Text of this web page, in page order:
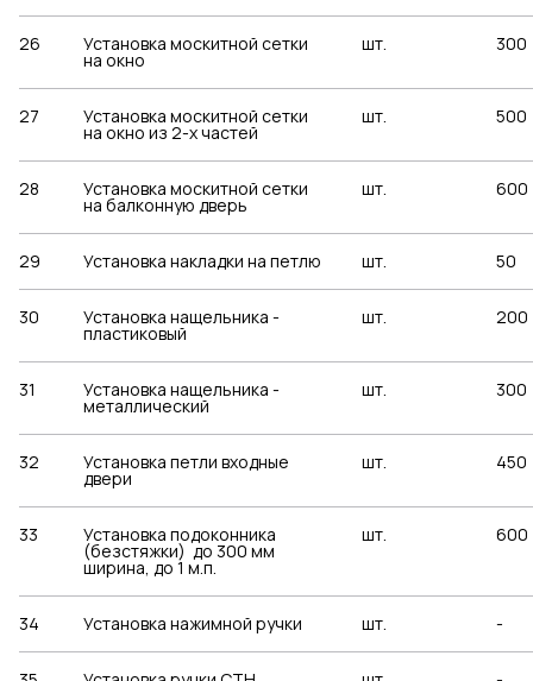
26 Установка москитной сетки
на окно
шт. 300
27 Установка москитной сетки
на окно из 2-х частей
шт. 500
28 Установка москитной сетки
на балконную дверь
шт. 600
29 Установка накладки на петлю шт. 50
30 Установка нащельника -
пластиковый
шт. 200
31 Установка нащельника -
металлический
шт. 300
32 Установка петли входные
двери
шт. 450
33 Установка подоконника
(безстяжки) до 300 мм
ширина, до 1 м.п.
шт. 600
34 Установка нажимной ручки шт. -